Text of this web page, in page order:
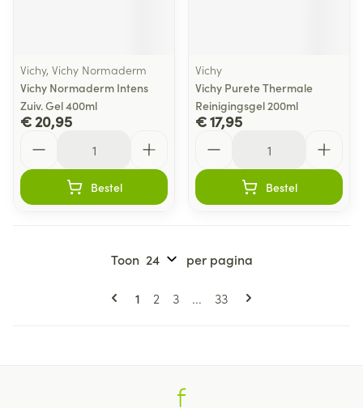
Vichy, Vichy Normaderm
Vichy Normaderm Intens
Zuiv. Gel 400ml
€ 20,95
Bestel
Vichy
Vichy Purete Thermale
Reinigingsgel 200ml
€ 17,95
Bestel
Pagina's
U lees momenteel pagina
1 Pagina
2 Pagina
3 ... Pagina
33
Toon per pagina